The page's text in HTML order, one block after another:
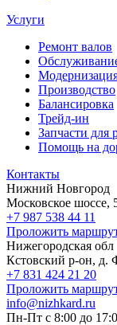
Услуги
Ремонт валов
Производство
Балансировка
Трейд-ин
Запчасти для
Помощь на
Контакты
Нижний Новгород
Московское шоссе,
+7 987 538 44 11
Проложить
Нижегородская обл
Кстовский р-он, д.
+7 831 424 21 20
Проложить
info@nizhkard.ru
Пн-Пт с 8:00 до